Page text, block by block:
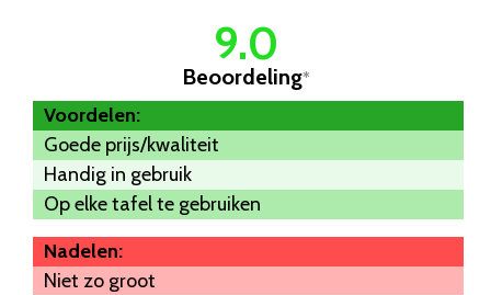
9.0
Beoordeling*
Voordelen:
Goede prijs/kwaliteit
Handig in gebruik
Op elke tafel te gebruiken
Nadelen:
Niet zo groot